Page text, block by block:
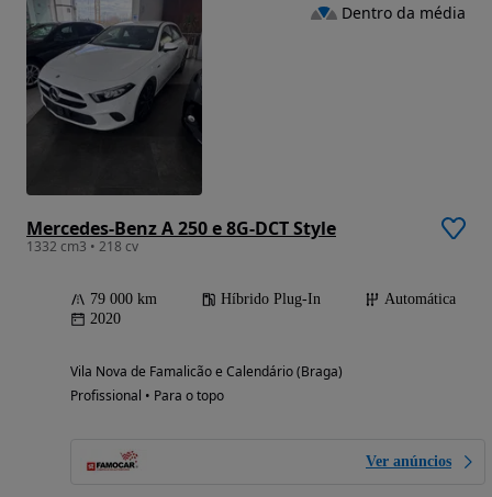
Mercedes-Benz A 250 e 8G-DCT Style
1332 cm3 • 218 cv
79 000 km Híbrido Plug-In
Automática
2020
Vila Nova de Famalicão e Calendário (Braga)
Profissional • Para o topo
Ver anúncios
Dentro da média